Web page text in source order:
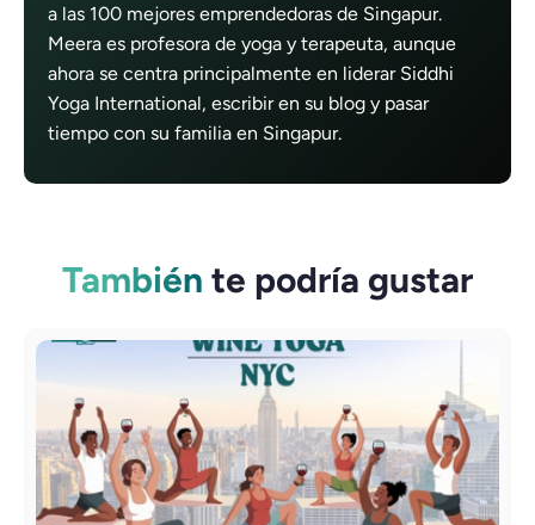
a las 100 mejores emprendedoras de Singapur.
Meera es profesora de yoga y terapeuta, aunque
ahora se centra principalmente en liderar Siddhi
Yoga International, escribir en su blog y pasar
tiempo con su familia en Singapur.
También te podría gustar